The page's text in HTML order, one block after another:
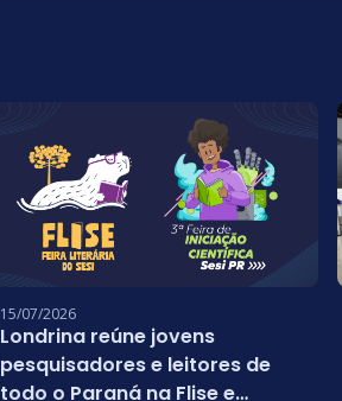
15/07/2026
Londrina reúne jovens
pesquisadores e leitores de
todo o Paraná na Flise e